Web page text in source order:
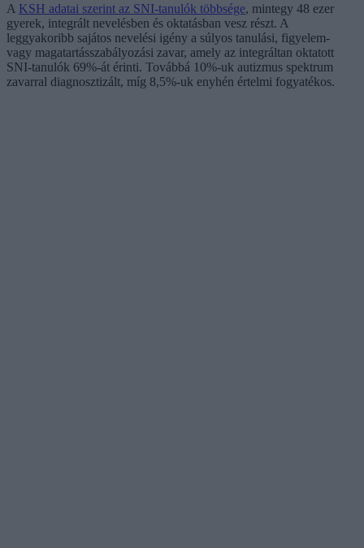
A KSH adatai szerint az SNI-tanulók többsége, mintegy 48 ezer
gyerek, integrált nevelésben és oktatásban vesz részt. A
leggyakoribb sajátos nevelési igény a súlyos tanulási, figyelem-
vagy magatartásszabályozási zavar, amely az integráltan oktatott
SNI-tanulók 69%-át érinti. Továbbá 10%-uk autizmus spektrum
zavarral diagnosztizált, míg 8,5%-uk enyhén értelmi fogyatékos.